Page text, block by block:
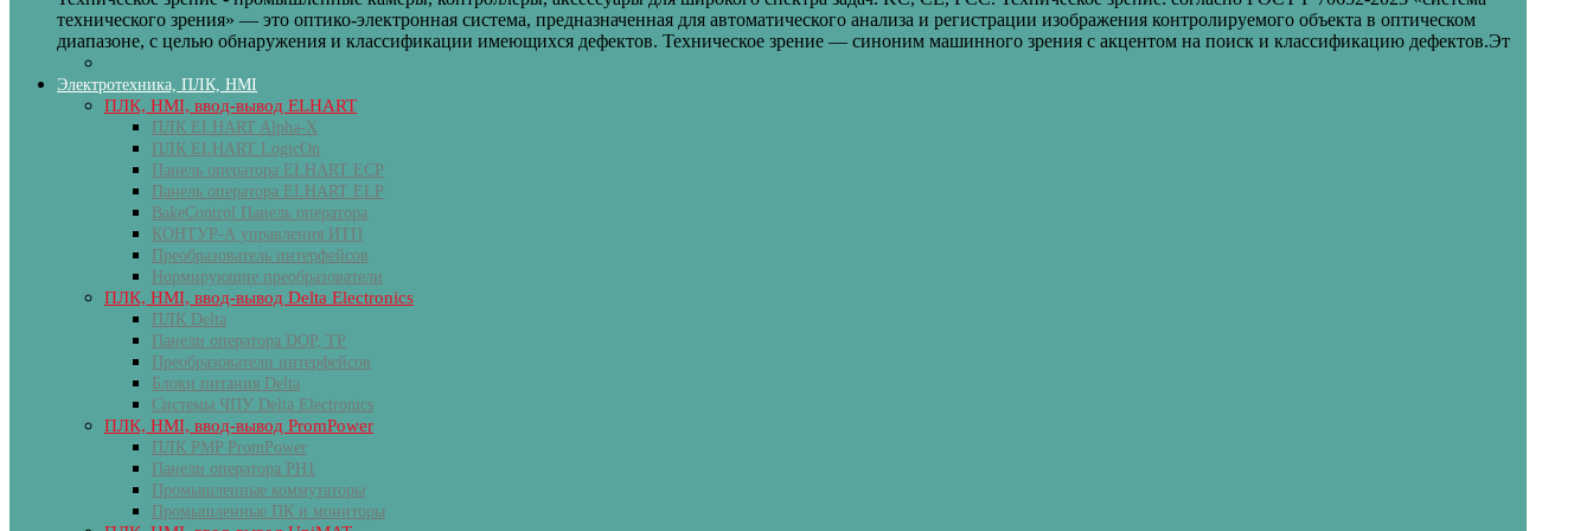
технического зрения» — это оптико-электронная система, предназначенная для автоматического анализа и регистрации изображения контролируемого объекта в оптическом
диапазоне, с целью обнаружения и классификации имеющихся дефектов. Техническое зрение — синоним машинного зрения с акцентом на поиск и классификацию дефектов.Эт
Электротехника, ПЛК, HMI
ПЛК, HMI, ввод-вывод ELHART
ПЛК ELHART Alpha-X
ПЛК ELHART LogicOn
Панель оператора ELHART ECP
Панель оператора ELHART ELP
BakeControl Панель оператора
КОНТУР-А управления ИТП
Преобразователь интерфейсов
Нормирующие преобразователи
ПЛК, HMI, ввод-вывод Delta Electronics
ПЛК Delta
Панели оператора DOP, TP
Преобразователи интерфейсов
Блоки питания Delta
Системы ЧПУ Delta Electronics
ПЛК, HMI, ввод-вывод PromPower
ПЛК PMP PromPower
Панели оператора PH1
Промышленные коммутаторы
Промышленные ПК и мониторы